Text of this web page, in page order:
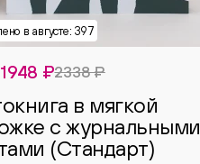
₽2338 ₽
в мягкой
с журнальными
(Стандарт)